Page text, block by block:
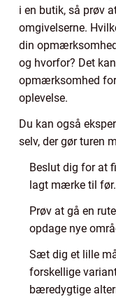
i en butik, så prøv
omgivelserne.
din
og hvorfor? Det
opmærksomhed
oplevelse.
Du kan også
selv, der gør turen
Beslut dig for at
lagt mærke til før.
Prøv at gå en
opdage nye
Sæt dig et lille
forskellige
bæredygtige